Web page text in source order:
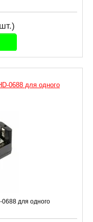
0688 для одного
0688 для одного